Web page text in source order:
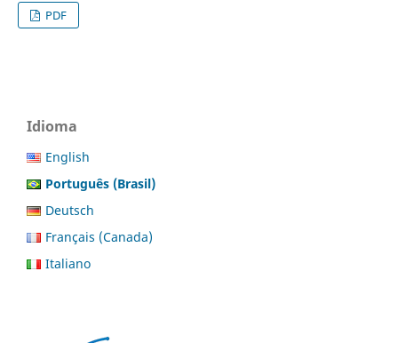
PDF
Idioma
English
Português (Brasil)
Deutsch
Français (Canada)
Italiano